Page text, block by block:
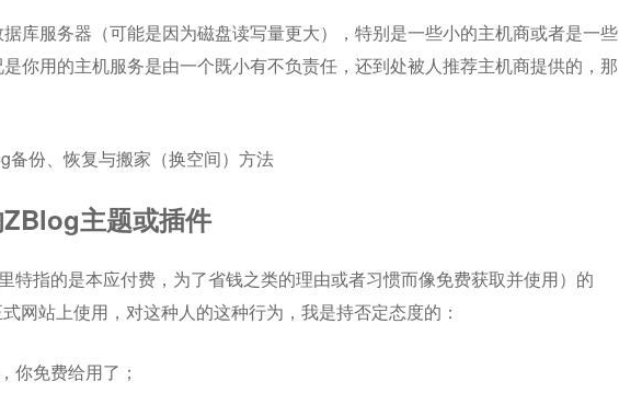
库服务器（可能是因为磁盘读写量更大），特别是一些小的主机商或者是一些
你用的主机服务是由一个既小有不负责任，还到处被人推荐主机商提供的，那
份、恢复与搬家（换空间）方法
主题或插件
特指的是本应付费，为了省钱之类的理由或者习惯而像免费获取并使用）的
网站上使用，对这种人的这种行为，我是持否定态度的：
你免费给用了；